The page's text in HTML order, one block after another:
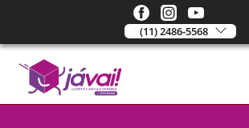
(11) 2486-5568